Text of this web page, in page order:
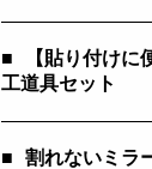
■
【貼り付けに
工道具セット
■ 割れないミラ